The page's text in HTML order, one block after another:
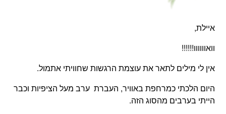
איילת,
וואוווווו!!!!!!
אין לי מילים לתאר את עוצמת הרגשות שחוויתי אתמול.
היום הלכתי כמרחפת באוויר, העברת ערב מעל הציפיות וכבר
הייתי בערבים מהסוג הזה.